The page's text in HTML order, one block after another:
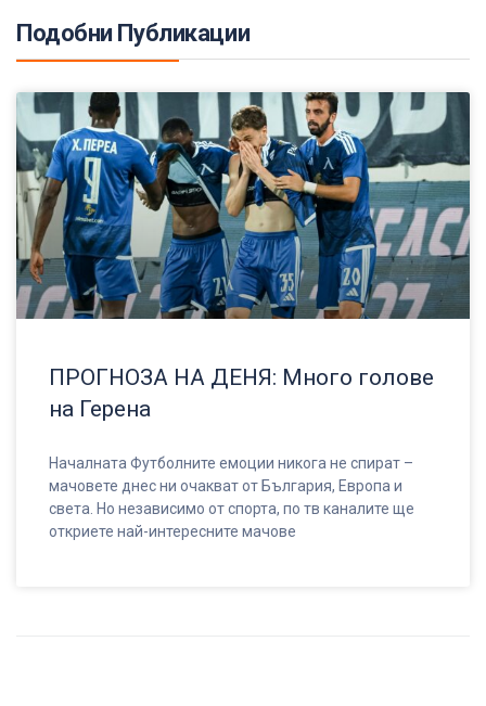
Подобни Публикации
ПРОГНОЗА НА ДЕНЯ: Много голове
на Герена
Началната Футболните емоции никога не спират –
мачовете днес ни очакват от България, Европа и
света. Но независимо от спорта, по тв каналите ще
откриете най-интересните мачове